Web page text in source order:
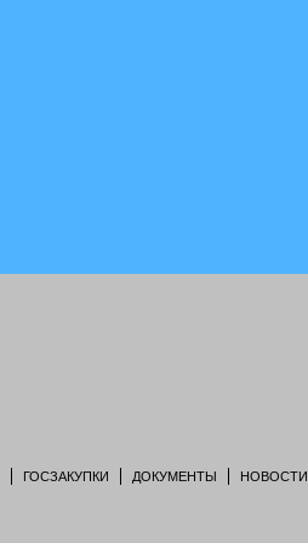
ГОСЗАКУПКИ ДОКУМЕНТЫ НОВОСТИ